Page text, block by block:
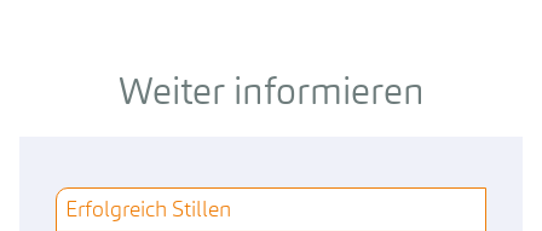
Weiter informieren
Erfolgreich Stillen